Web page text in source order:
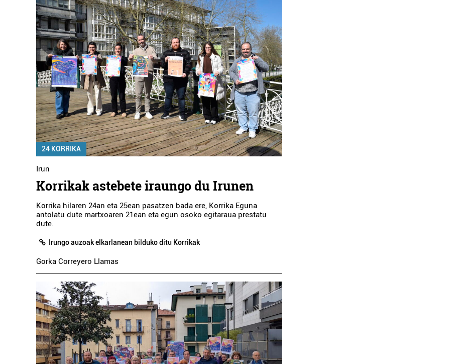
24 KORRIKA
Irun
Korrikak astebete iraungo du Irunen
Korrika hilaren 24an eta 25ean pasatzen bada ere, Korrika Eguna
antolatu dute martxoaren 21ean eta egun osoko egitaraua prestatu
dute.
Irungo auzoak elkarlanean bilduko ditu Korrikak
Gorka Correyero Llamas